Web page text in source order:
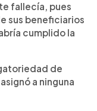
fallecía, pues
sus beneficiarios
cumplido la
de
a ninguna